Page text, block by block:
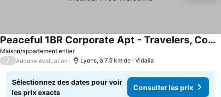
Maison/appartement entier
Peaceful 1BR Corporate Apt - Travelers, Contractors & Medical Pros Welcome
/ Aucune évaluation Lyons, à 7.5 km de : Vidalia
Sélectionnez des dates pour voir
les prix exacts
Consulter les prix